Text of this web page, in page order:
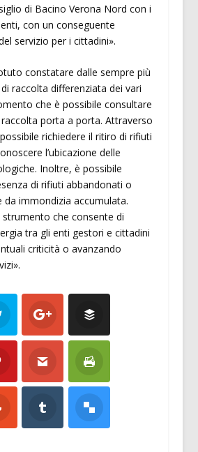
di Bacino Verona Nord con i
con un conseguente
servizio per i cittadini».
constatare dalle sempre più
raccolta differenziata dei vari
che è possibile consultare
porta a porta. Attraverso
richiedere il ritiro di rifiuti
l’ubicazione delle
Inoltre, è possibile
di rifiuti abbandonati o
da immondizia accumulata.
strumento che consente di
tra gli enti gestori e cittadini
criticità o avanzando